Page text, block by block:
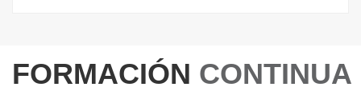
FORMACIÓN CONTINUA